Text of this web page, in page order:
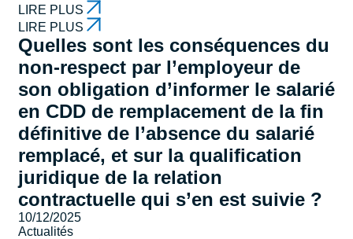
LIRE PLUS
LIRE PLUS
Quelles sont les conséquences du
non-respect par l’employeur de
son obligation d’informer le salarié
en CDD de remplacement de la fin
définitive de l’absence du salarié
remplacé, et sur la qualification
juridique de la relation
contractuelle qui s’en est suivie ?
10/12/2025
Actualités